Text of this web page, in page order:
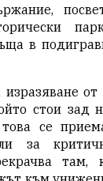
в
стои зад
се
за
там,